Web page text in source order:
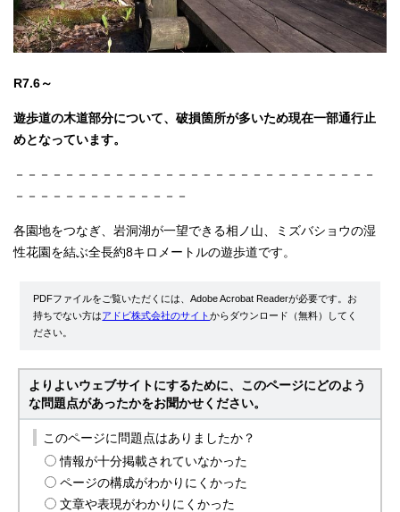
R7.6～
遊歩道の木道部分について、破損箇所が多いため現在一部通行止
めとなっています。
－－－－－－－－－－－－－－－－－－－－－－－－－－－－－
－－－－－－－－－－－－－－
各園地をつなぎ、岩洞湖が一望できる相ノ山、ミズバショウの湿
性花園を結ぶ全長約8キロメートルの遊歩道です。
PDFファイルをご覧いただくには、Adobe Acrobat Readerが必要です。お
持ちでない方はアドビ株式会社のサイトからダウンロード（無料）してく
ださい。
よりよいウェブサイトにするために、このページにどのよう
な問題点があったかをお聞かせください。
このページに問題点はありましたか？
情報が十分掲載されていなかった
ページの構成がわかりにくかった
文章や表現がわかりにくかった